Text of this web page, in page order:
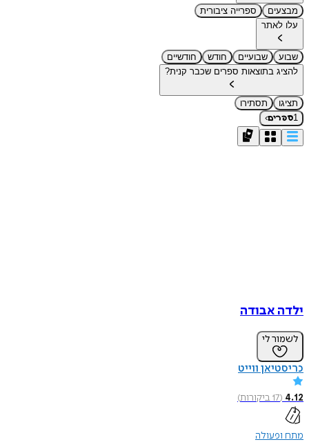
מבצעים
ספרייה ציבורית
עלו לאתר
שבוע שבועיים חודש
חודשיים
להציג בתוצאות ספרים שכבר קנית?
תציגו
תסתירו
1ספרים›
ילדה אבודה
לשמור לי
כריסטיאן ווייט
4.12
(
17ביקורות)
מתח ופעולה